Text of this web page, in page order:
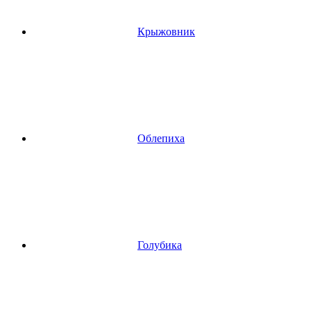
Крыжовник
Облепиха
Голубика